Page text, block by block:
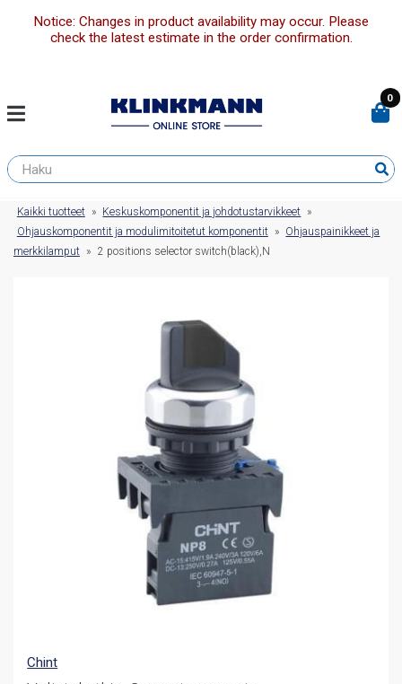
Notice: Changes in product availability may occur. Please
check the latest estimate in the order confirmation.
0
Kaikki tuotteet » Keskuskomponentit ja johdotustarvikkeet »
Ohjauskomponentit ja modulimitoitetut komponentit » Ohjauspainikkeet ja
merkkilamput » 2 positions selector switch(black),N
Chint